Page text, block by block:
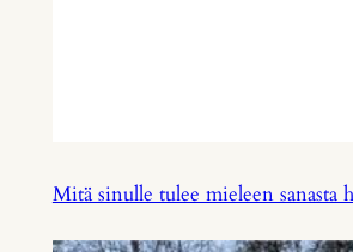
Mitä sinulle tulee mieleen sanasta